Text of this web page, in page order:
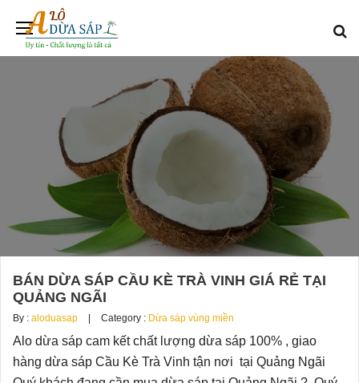
BÁN DỪA SÁP CẦU KÈ TRÀ VINH GIÁ RẺ TẠI
QUẢNG NGÃI
By : aloduasap Category : Dừa sáp vùng miền
Alo dừa sáp cam kết chất lượng dừa sáp 100% , giao
hàng dừa sáp Cầu Kè Trà Vinh tận nơi tại Quảng Ngãi